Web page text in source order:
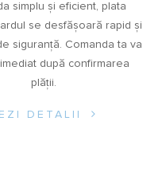
simplu și eficient, plata
se desfășoară rapid și
siguranță. Comanda ta va
după confirmarea
plății.
DETALII